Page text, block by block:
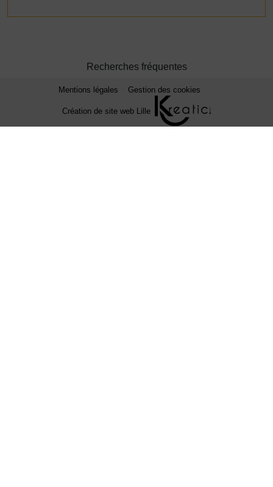
Recherches fréquentes
Mentions légales Gestion des cookies
Création de site web Lille